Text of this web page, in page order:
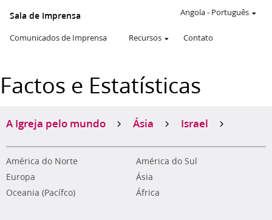
Sala de Imprensa
Comunicados de Imprensa Recursos Contato
Angola- Português
Factos e Estatísticas
A Igreja pelo mundo Ásia Israel
América do Norte
América do Sul
Europa
Ásia
Oceania (Pacífco)
África